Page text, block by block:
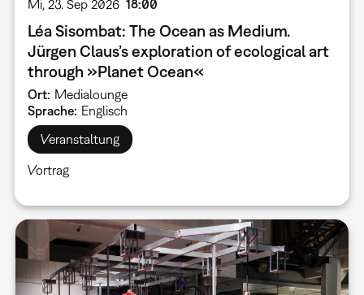
Mi, 23. Sep 2026 18:00
Léa Sisombat: The Ocean as Medium.
Jürgen Claus’s exploration of ecological art
through »Planet Ocean«
Ort Medialounge
Sprache Englisch
Veranstaltung
Vortrag